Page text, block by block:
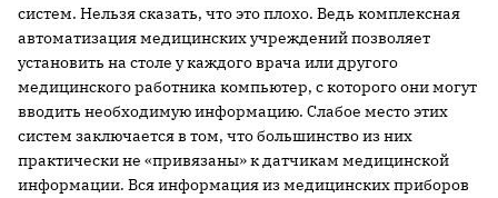
систем. Нельзя сказать, что это плохо. Ведь комплексная
автоматизация медицинских учреждений позволяет
установить на столе у каждого врача или другого
медицинского работника компьютер, с которого они могут
вводить необходимую информацию. Слабое место этих
систем заключается в том, что большинство из них
практически не «привязаны» к датчикам медицинской
информации. Вся информация из медицинских приборов